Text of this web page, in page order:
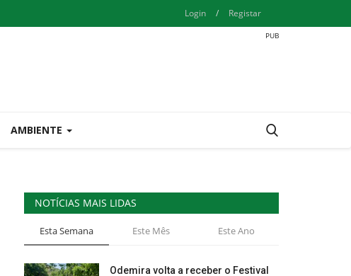
Login / Registar
AMBIENTE
NOTÍCIAS MAIS LIDAS
Esta Semana Este Mês Este Ano
Odemira volta a receber o Festival